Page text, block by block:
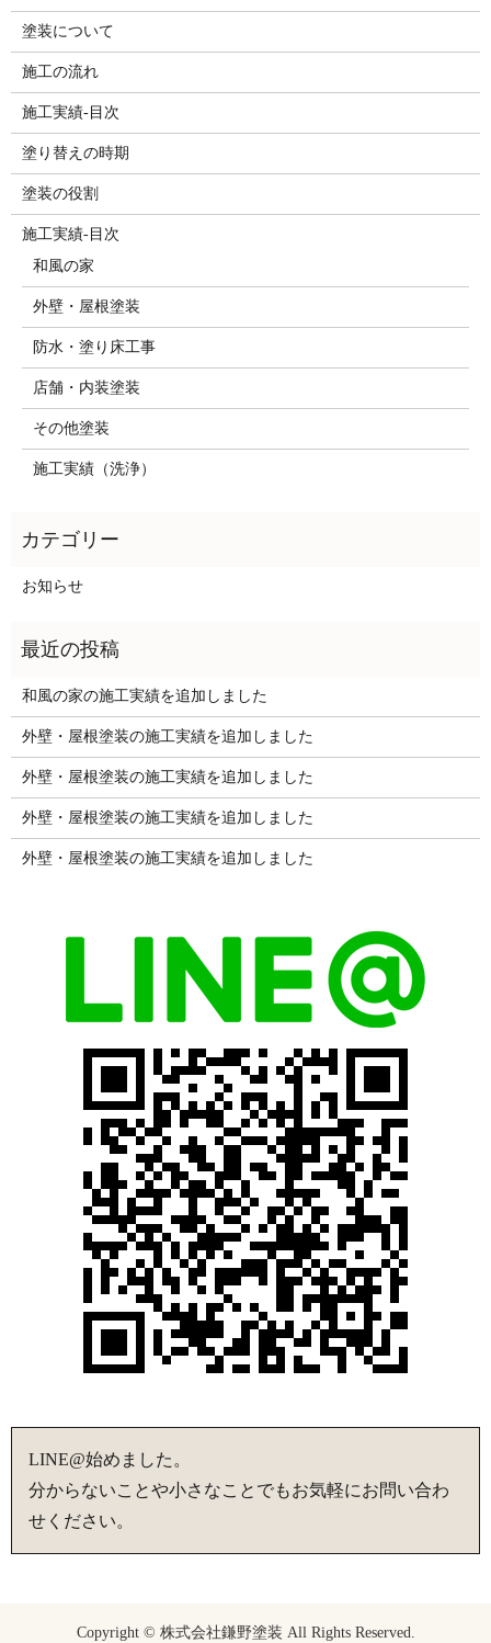
塗装について
施工の流れ
施工実績-目次
塗り替えの時期
塗装の役割
施工実績-目次
和風の家
外壁・屋根塗装
防水・塗り床工事
店舗・内装塗装
その他塗装
施工実績（洗浄）
お知らせ
和風の家の施工実績を追加しました
外壁・屋根塗装の施工実績を追加しました
外壁・屋根塗装の施工実績を追加しました
外壁・屋根塗装の施工実績を追加しました
外壁・屋根塗装の施工実績を追加しました
LINE@始めました。
分からないことや小さなことでもお気軽にお問い合わ
せください。
Copyright © 株式会社鎌野塗装 All Rights Reserved.